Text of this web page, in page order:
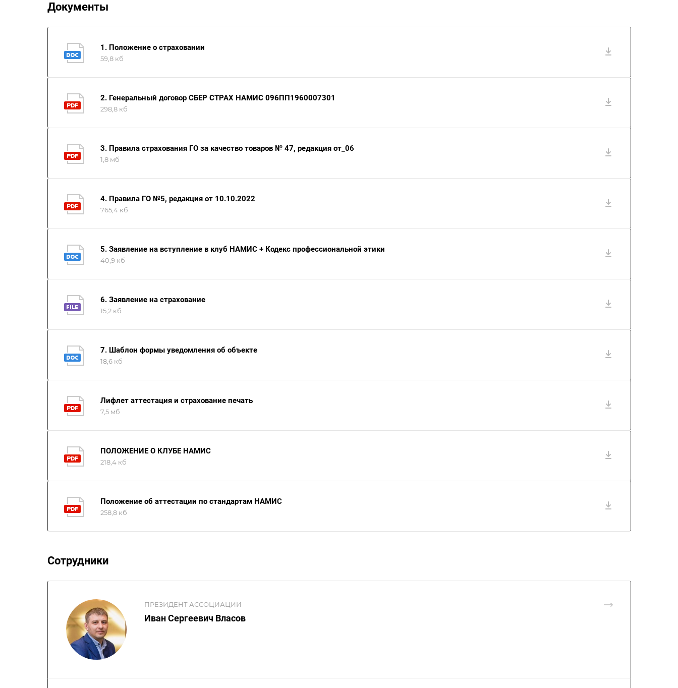
Документы
1. Положение о страховании
59,8 кб
2. Генеральный договор СБЕР СТРАХ НАМИС 096ПП1960007301
298,8 кб
3. Правила страхования ГО за качество товаров № 47, редакция от_06
1,8 мб
4. Правила ГО №5, редакция от 10.10.2022
765,4 кб
5. Заявление на вступление в клуб НАМИС + Кодекс профессиональной этики
40,9 кб
6. Заявление на страхование
15,2 кб
7. Шаблон формы уведомления об объекте
18,6 кб
Лифлет аттестация и страхование печать
7,5 мб
ПОЛОЖЕНИЕ О КЛУБЕ НАМИС
218,4 кб
Положение об аттестации по стандартам НАМИС
258,8 кб
Сотрудники
ПРЕЗИДЕНТ АССОЦИАЦИИ
Иван Сергеевич Власов